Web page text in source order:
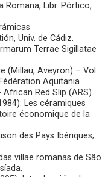
Romana, Libr. Pórtico,
Univ. de Cádiz.
Terrae Sigillatae
(Millau, Aveyron) – Vol.
Aquitania.
Red Slip (ARS).
Les céramiques
économique de la
des Pays Ibériques;
villae romanas de São